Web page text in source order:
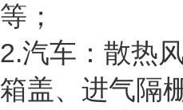
等；
2.汽车：散热
箱盖、进气隔